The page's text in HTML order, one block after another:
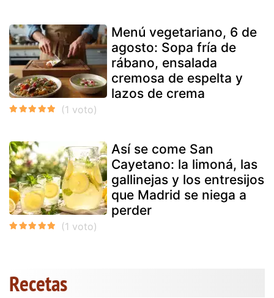
Menú vegetariano, 6 de
agosto: Sopa fría de
rábano, ensalada
cremosa de espelta y
lazos de crema
Así se come San
Cayetano: la limoná, las
gallinejas y los entresijos
que Madrid se niega a
perder
Recetas